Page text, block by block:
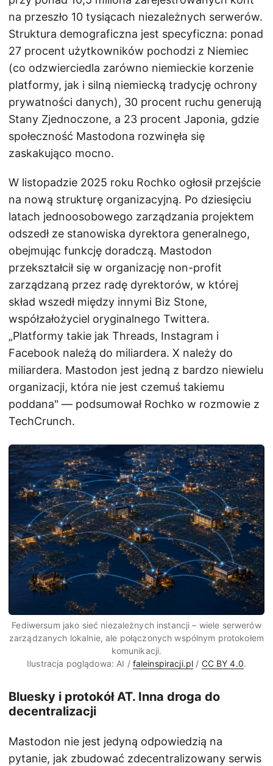
na przeszło 10 tysiącach niezależnych serwerów.
Struktura demograficzna jest specyficzna: ponad
27 procent użytkowników pochodzi z Niemiec
(co odzwierciedla zarówno niemieckie korzenie
platformy, jak i silną niemiecką tradycję ochrony
prywatności danych), 30 procent ruchu generują
Stany Zjednoczone, a 23 procent Japonia, gdzie
społeczność Mastodona rozwinęła się
zaskakująco mocno.
W listopadzie 2025 roku Rochko ogłosił przejście
na nową strukturę organizacyjną. Po dziesięciu
latach jednoosobowego zarządzania projektem
odszedł ze stanowiska dyrektora generalnego,
obejmując funkcję doradczą. Mastodon
przekształcił się w organizację non-profit
zarządzaną przez radę dyrektorów, w której
skład wszedł między innymi Biz Stone,
współzałożyciel oryginalnego Twittera.
„Platformy takie jak Threads, Instagram i
Facebook należą do miliardera. X należy do
miliardera. Mastodon jest jedną z bardzo niewielu
organizacji, która nie jest czemuś takiemu
poddana" — podsumował Rochko w rozmowie z
TechCrunch.
Fediwersum jako sieć niezależnych instancji – wiele serwerów
zarządzanych lokalnie, ale połączonych wspólnym protokołem
komunikacji.
Ilustracja poglądowa: AI / faleinspiracji.pl / CC BY 4.0.
Bluesky i protokół AT. Inna droga do
decentralizacji
Mastodon nie jest jedyną odpowiedzią na
pytanie, jak zbudować zdecentralizowany serwis